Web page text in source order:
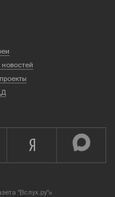
"Вслух.ру"»